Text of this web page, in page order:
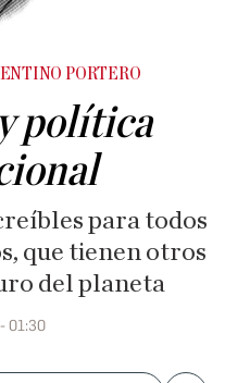
PORTERO
política
para todos
que tienen otros
del planeta
01:30